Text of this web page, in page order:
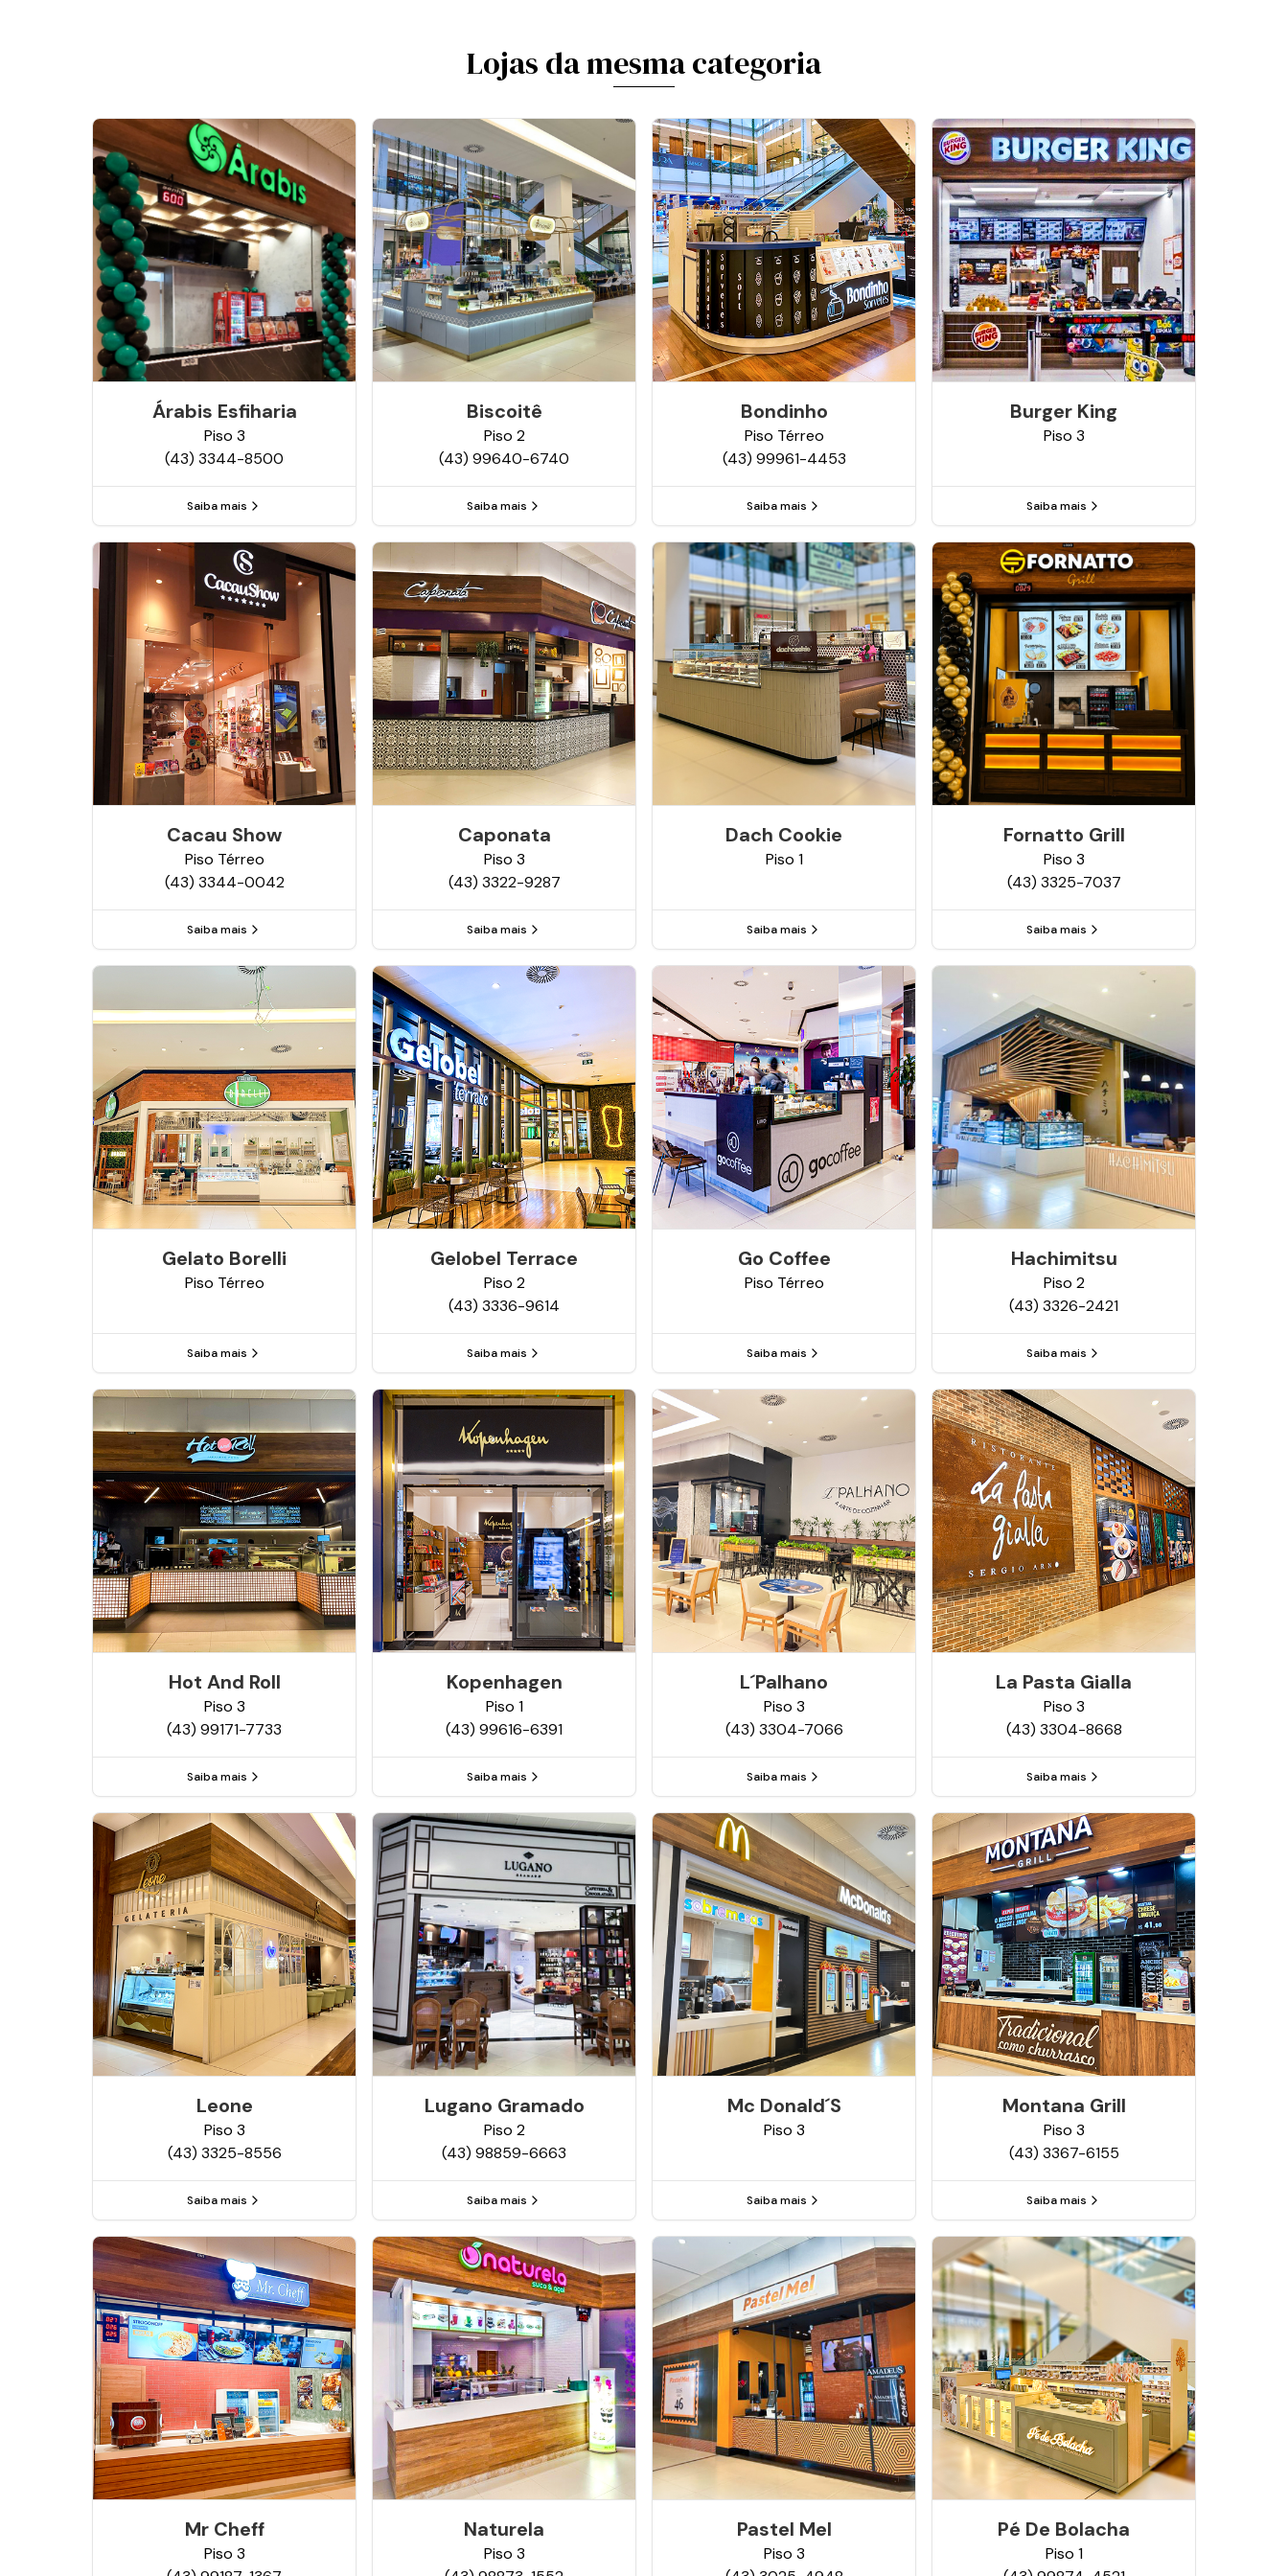
Lojas da mesma categoria
Árabis Esfiharia
Piso 3
(43) 3344-8500
Saiba mais
Biscoitê
Piso 2
(43) 99640-6740
Saiba mais
Bondinho
Piso Térreo
(43) 99961-4453
Saiba mais
Burger King
Piso 3
Saiba mais
Cacau Show
Piso Térreo
(43) 3344-0042
Saiba mais
Caponata
Piso 3
(43) 3322-9287
Saiba mais
Dach Cookie
Piso 1
Saiba mais
Fornatto Grill
Piso 3
(43) 3325-7037
Saiba mais
Gelato Borelli
Piso Térreo
Saiba mais
Gelobel Terrace
Piso 2
(43) 3336-9614
Saiba mais
Go Coffee
Piso Térreo
Saiba mais
Hachimitsu
Piso 2
(43) 3326-2421
Saiba mais
Hot And Roll
Piso 3
(43) 99171-7733
Saiba mais
Kopenhagen
Piso 1
(43) 99616-6391
Saiba mais
L´palhano
Piso 3
(43) 3304-7066
Saiba mais
La Pasta Gialla
Piso 3
(43) 3304-8668
Saiba mais
Leone
Piso 3
(43) 3325-8556
Saiba mais
Lugano Gramado
Piso 2
(43) 98859-6663
Saiba mais
Mc Donald´s
Piso 3
Saiba mais
Montana Grill
Piso 3
(43) 3367-6155
Saiba mais
Mr Cheff
Piso 3
Naturela
Piso 3
Pastel Mel
Piso 3
Pé De Bolacha
Piso 1